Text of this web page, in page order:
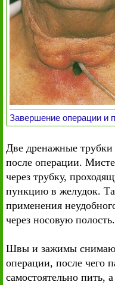
Завершение операции и
Две дренажные трубки
после операции.
через трубку,
пункцию в желудок.
применения
через носовую полость.
Швы и зажимы
операции, после чего
самостоятельно пить,